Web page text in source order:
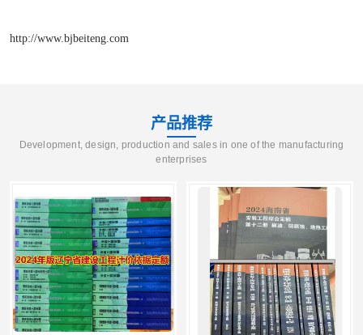
http://www.bjbeiteng.com
产品推荐
Development, design, production and sales in one of the manufacturing
enterprises